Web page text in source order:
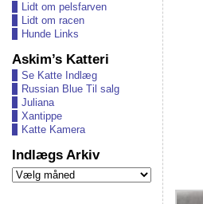
Lidt om pelsfarven
Lidt om racen
Hunde Links
Askim’s Katteri
Se Katte Indlæg
Russian Blue Til salg
Juliana
Xantippe
Katte Kamera
Indlægs Arkiv
Indlægs
Arkiv